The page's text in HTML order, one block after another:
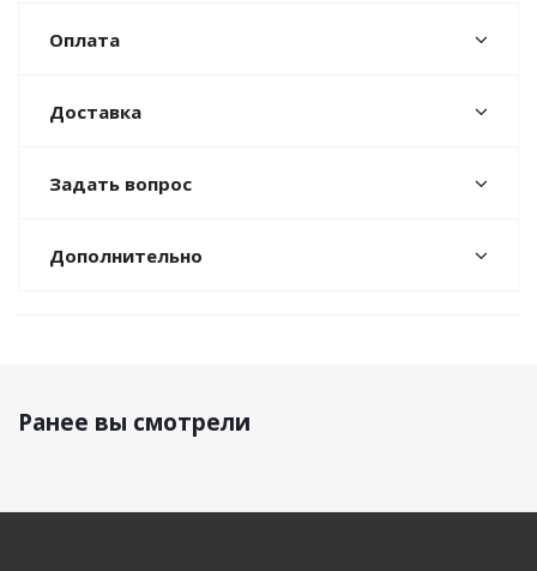
Оплата
Доставка
Задать вопрос
Дополнительно
Ранее вы смотрели